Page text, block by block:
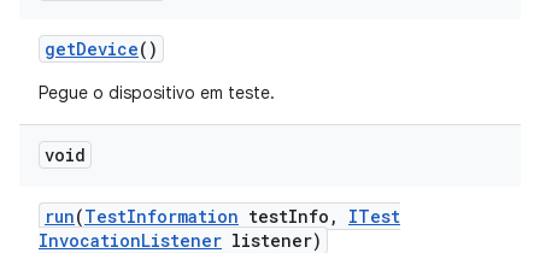
getDevice()
Pegue o dispositivo em teste.
void
run(TestInformation testInfo ,
ITest
InvocationListener listener)